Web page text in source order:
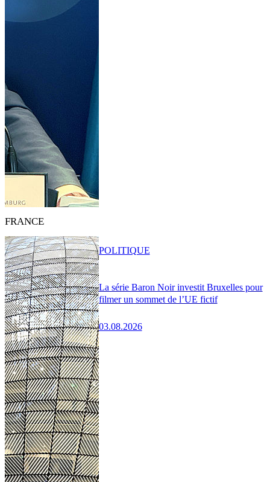
FRANCE
La série Baron Noir investit Bruxelles pour
filmer un sommet de l’UE fictif
03.08.2026
POLITIQUE